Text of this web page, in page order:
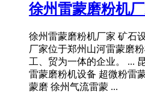
徐州雷蒙磨粉机
徐州雷蒙磨粉机厂家 矿石
厂家位于郑州山河雷蒙磨
工、贸为一体的企业。 ...
雷蒙磨粉机设备 超微粉雷
蒙磨 徐州气流雷蒙 ...